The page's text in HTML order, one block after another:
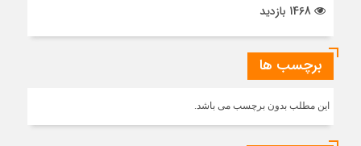
برچسب ها
این مطلب بدون برچسب می باشد.